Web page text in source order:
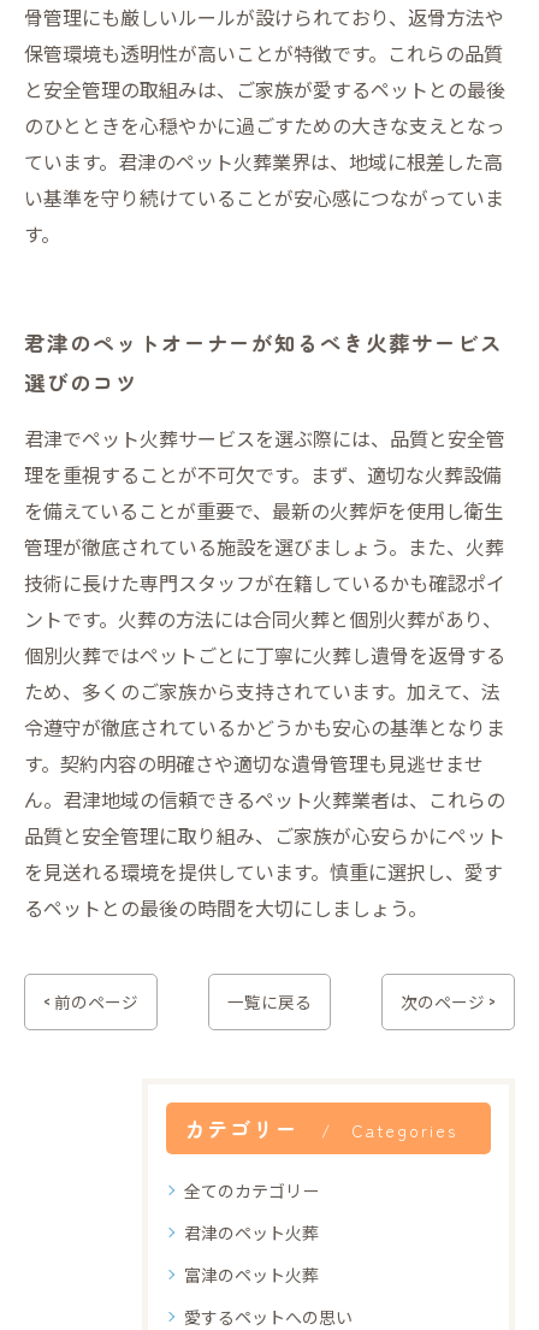
骨管理にも厳しいルールが設けられており、返骨方法や
保管環境も透明性が高いことが特徴です。これらの品質
と安全管理の取組みは、ご家族が愛するペットとの最後
のひとときを心穏やかに過ごすための大きな支えとなっ
ています。君津のペット火葬業界は、地域に根差した高
い基準を守り続けていることが安心感につながっていま
す。
君津のペットオーナーが知るべき火葬サービス
選びのコツ
君津でペット火葬サービスを選ぶ際には、品質と安全管
理を重視することが不可欠です。まず、適切な火葬設備
を備えていることが重要で、最新の火葬炉を使用し衛生
管理が徹底されている施設を選びましょう。また、火葬
技術に長けた専門スタッフが在籍しているかも確認ポイ
ントです。火葬の方法には合同火葬と個別火葬があり、
個別火葬ではペットごとに丁寧に火葬し遺骨を返骨する
ため、多くのご家族から支持されています。加えて、法
令遵守が徹底されているかどうかも安心の基準となりま
す。契約内容の明確さや適切な遺骨管理も見逃せませ
ん。君津地域の信頼できるペット火葬業者は、これらの
品質と安全管理に取り組み、ご家族が心安らかにペット
を見送れる環境を提供しています。慎重に選択し、愛す
るペットとの最後の時間を大切にしましょう。
< 前のページ 一覧に戻る 次のページ >
カテゴリー Categories
全てのカテゴリー
君津のペット火葬
富津のペット火葬
愛するペットへの思い